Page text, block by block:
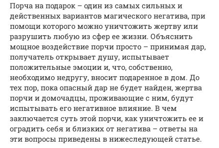
Порча на подарок – один из самых сильных и
действенных вариантов магического негатива, при
помощи которого можно уничтожить жертву или
разрушить любую из сфер ее жизни. Объяснить
мощное воздействие порчи просто – принимая дар,
получатель открывает душу, испытывает
положительные эмоции и, что, собственно,
необходимо недругу, вносит подаренное в дом. До
тех пор, пока опасный дар не будет найден, жертва
порчи и домочадцы, проживающие с ним, будут
испытывать его негативное влияние. В чем
заключается суть этой порчи, как уничтожить ее и
оградить себя и близких от негатива – ответы на
эти вопросы приведены в нижеследующей статье.